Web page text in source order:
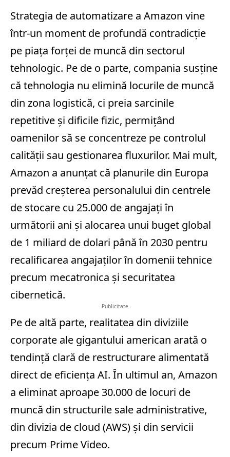
Strategia de automatizare a Amazon vine
într-un moment de profundă contradicție
pe piața forței de muncă din sectorul
tehnologic. Pe de o parte, compania susține
că tehnologia nu elimină locurile de muncă
din zona logistică, ci preia sarcinile
repetitive și dificile fizic, permițând
oamenilor să se concentreze pe controlul
calității sau gestionarea fluxurilor. Mai mult,
Amazon a anunțat că planurile din Europa
prevăd creșterea personalului din centrele
de stocare cu 25.000 de angajați în
următorii ani și alocarea unui buget global
de 1 miliard de dolari până în 2030 pentru
recalificarea angajaților în domenii tehnice
precum mecatronica și securitatea
cibernetică.
- Publicitate -
Pe de altă parte, realitatea din diviziile
corporate ale gigantului american arată o
tendință clară de restructurare alimentată
direct de eficiența AI. În ultimul an, Amazon
a eliminat aproape 30.000 de locuri de
muncă din structurile sale administrative,
din divizia de cloud (AWS) și din servicii
precum Prime Video.